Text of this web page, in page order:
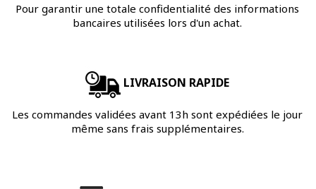
Pour garantir une totale confidentialité des informations
bancaires utilisées lors d'un achat.
LIVRAISON RAPIDE
Les commandes validées avant 13h sont expédiées le jour
même sans frais supplémentaires.